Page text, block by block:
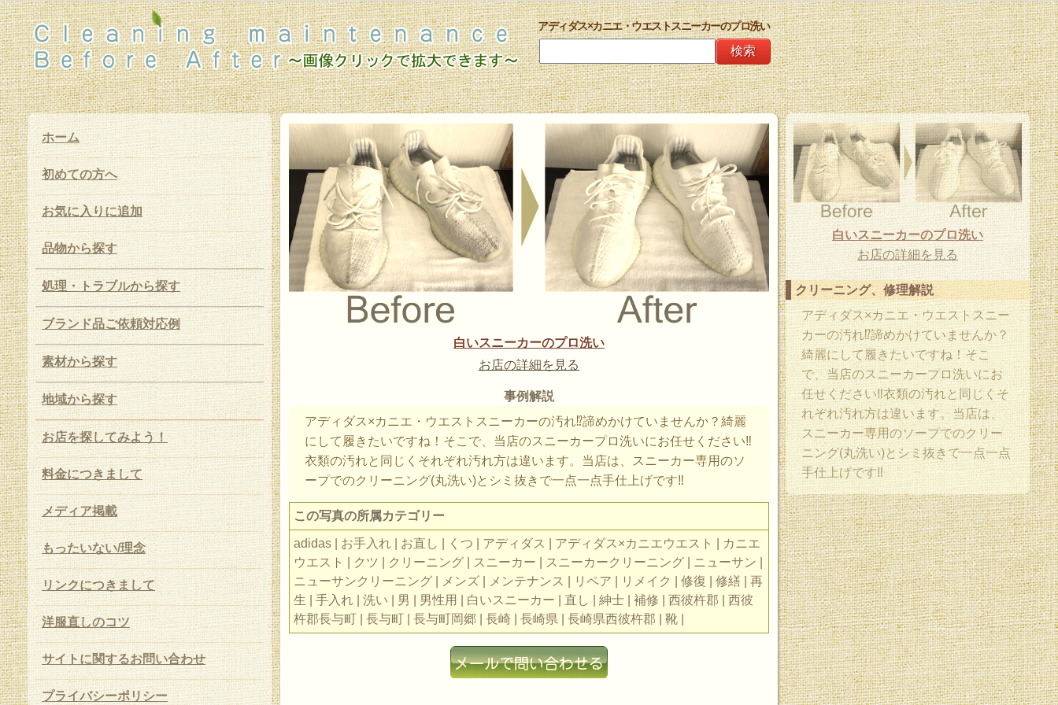
アディダス×カニエ・ウエストスニーカーのプロ洗い
ホーム
初めての方へ
お気に入りに追加
品物から探す
処理・トラブルから探す
ブランド品ご依頼対応例
素材から探す
地域から探す
お店を探してみよう！
料金につきまして
メディア掲載
もったいない/理念
リンクにつきまして
洋服直しのコツ
サイトに関するお問い合わせ
プライバシーポリシー
白いスニーカーのプロ洗い
お店の詳細を見る
事例解説
アディダス×カニエ・ウエストスニーカーの汚れ⁉︎諦めかけていませんか？綺麗
にして履きたいですね！そこで、当店のスニーカープロ洗いにお任せください‼︎
衣類の汚れと同じくそれぞれ汚れ方は違います。当店は、スニーカー専用のソ
ープでのクリーニング(丸洗い)とシミ抜きで一点一点手仕上げです‼︎
この写真の所属カテゴリー
adidas | お手入れ | お直し | くつ | アディダス | アディダス×カニエウエスト | カニエ
ウエスト | クツ | クリーニング | スニーカー | スニーカークリーニング | ニューサン |
ニューサンクリーニング | メンズ | メンテナンス | リペア | リメイク | 修復 | 修繕 | 再
生 | 手入れ | 洗い | 男 | 男性用 | 白いスニーカー | 直し | 紳士 | 補修 | 西彼杵郡 | 西彼
杵郡長与町 | 長与町 | 長与町岡郷 | 長崎 | 長崎県 | 長崎県西彼杵郡 | 靴 |
白いスニーカーのプロ洗い
お店の詳細を見る
クリーニング、修理解説
アディダス×カニエ・ウエストスニー
カーの汚れ⁉︎諦めかけていませんか？
綺麗にして履きたいですね！そこ
で、当店のスニーカープロ洗いにお
任せください‼︎衣類の汚れと同じくそ
れぞれ汚れ方は違います。当店は、
スニーカー専用のソープでのクリー
ニング(丸洗い)とシミ抜きで一点一点
手仕上げです‼︎